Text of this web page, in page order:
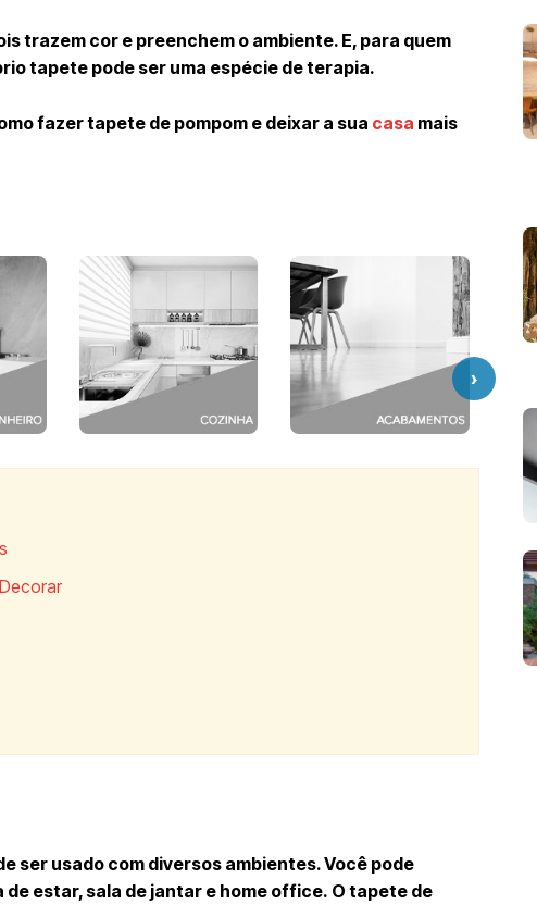
trazem cor e preenchem o ambiente. E, para quem
tapete pode ser uma espécie de terapia.
fazer tapete de pompom e deixar a sua casa mais
›
ser usado com diversos ambientes. Você pode
estar, sala de jantar e home office. O tapete de